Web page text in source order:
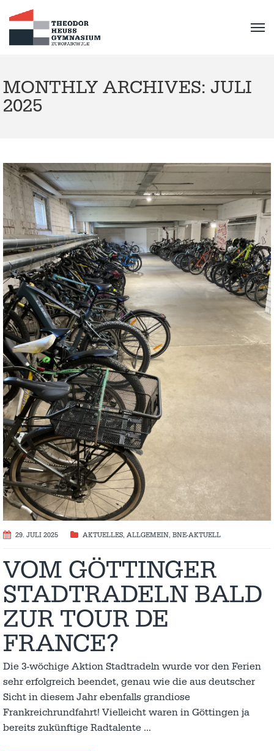
MONTHLY ARCHIVES: JULI
2025
29. JULI 2025 AKTUELLES, ALLGEMEIN, BNE-AKTUELL
VOM GÖTTINGER
STADTRADELN BALD
ZUR TOUR DE
FRANCE?
Die 3-wöchige Aktion Stadtradeln wurde vor den Ferien
sehr erfolgreich beendet, genau wie die aus deutscher
Sicht in diesem Jahr ebenfalls grandiose
Frankreichrundfahrt! Vielleicht waren in Göttingen ja
bereits zukünftige Radtalente …